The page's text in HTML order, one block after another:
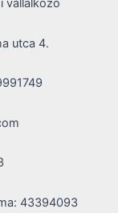
vállalkozó
utca 4.
43394093